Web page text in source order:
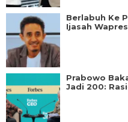
Berlabuh Ke
Ijasah
Prabowo
Jadi 200: